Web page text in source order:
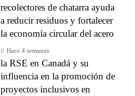
recolectores de chatarra ayuda
a reducir residuos y fortalecer
la economía circular del acero
Hace 4 semanas
la RSE en Canadá y su
influencia en la promoción de
proyectos inclusivos en